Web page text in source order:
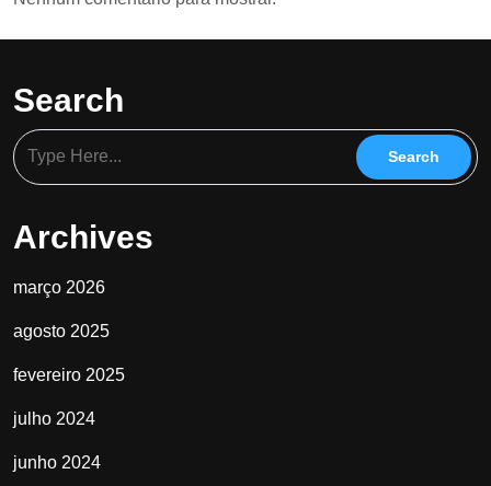
Search
Archives
março 2026
agosto 2025
fevereiro 2025
julho 2024
junho 2024